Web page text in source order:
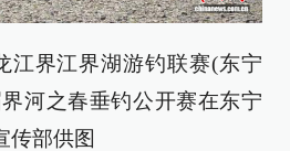
江界江界湖游钓联赛(东宁
河之春垂钓公开赛在东宁
传部供图